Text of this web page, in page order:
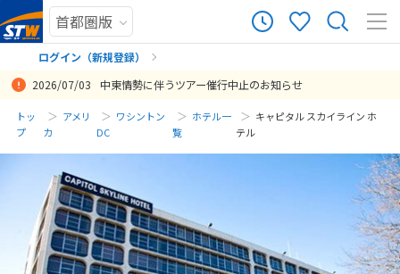
ログイン（新規登録）
まだ履歴がありません
まだ登録がありません
2026/07/03 中東情勢に伴うツアー催行中止のお知らせ
トッ
プ
アメリ
カ
ワシントン
DC
ホテル一
覧
キャピタル スカイライン ホ
テル